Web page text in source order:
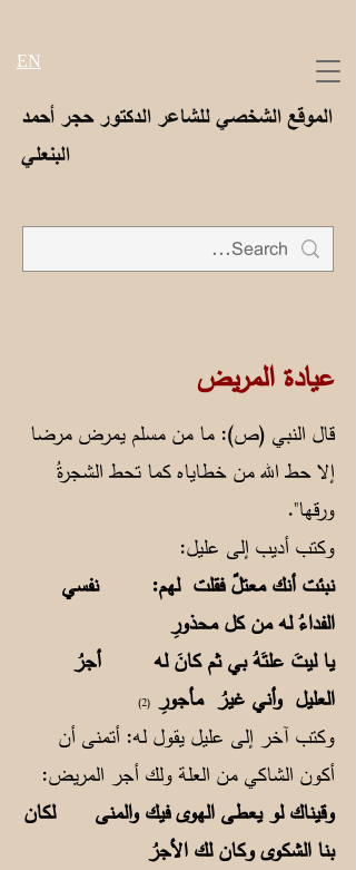
الموقع الشخصي للشاعر الدكتور حجر أحمد
البنعلي
EN
عيادة المريض
قال النبي (ص): ما من مسلم يمرض مرضا
إلا حط الله من خطاياه كما تحط الشجرةُ
ورقها".
وكتب أديب إلى عليل:
نبئت أنك معتلٌ فقلت لهم: نفسي
الفداءُ له من كل محذورِ
يا ليتَ علتَهُ بي ثم كانَ له أجرُ
العليل وأني غيرُ مأجورِ (2)
وكتب آخر إلى عليل يقول له: أتمنى أن
أكون الشاكي من العلة ولك أجر المريض:
وقيناك لو يعطى الهوى فيك والمنى لكان
بنا الشكوى وكان لك الأجرُ